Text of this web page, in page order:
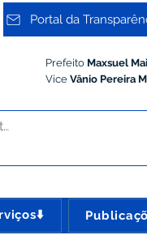
Portal da
Prefeito Maxsuel
Vice Vânio Pereira